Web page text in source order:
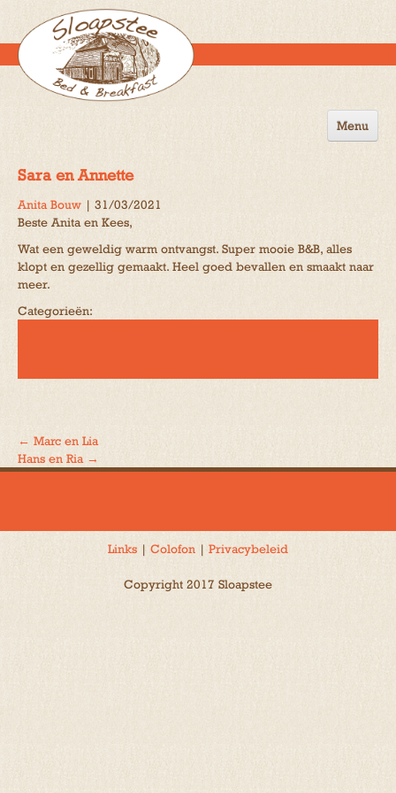
Menu
Activiteiten
Sara en Annette
Anita Bouw | 31/03/2021
Beste Anita en Kees,
Wat een geweldig warm ontvangst. Super mooie B&B, alles
klopt en gezellig gemaakt. Heel goed bevallen en smaakt naar
meer.
Categorieën:
Bericht
← Marc en Lia
Hans en Ria →
Links | Colofon | Privacybeleid
Copyright 2017 Sloapstee